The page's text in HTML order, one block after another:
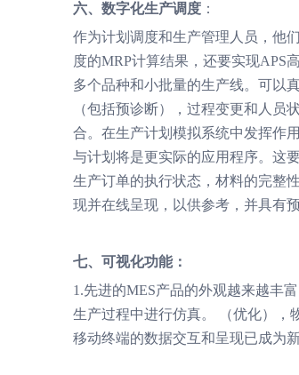
六、数字化生产调度 ：
作为计划调度和生产管理人员，他
度的MRP计算结果，还要实现APS
多个品种和小批量的生产线。可以
（包括预诊断），过程变更和人
合。在生产计划模拟系统中发挥作
与计划将是更实际的应用程序。这
生产订单的执行状态，材料的完整
现并在线呈现，以供参考，并具有
七、可视化功能：
1.先进的MES产品的外观越来越丰
生产过程中进行仿真。 （优化），
移动终端的数据交互和呈现已成为